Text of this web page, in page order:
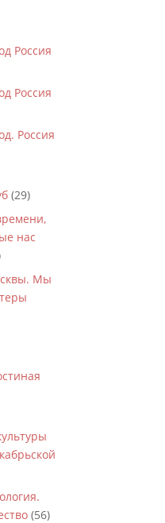
Россия
Россия
Россия
(29)
нас
Мы
(56)